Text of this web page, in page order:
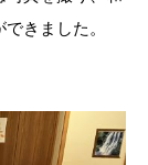
きました。